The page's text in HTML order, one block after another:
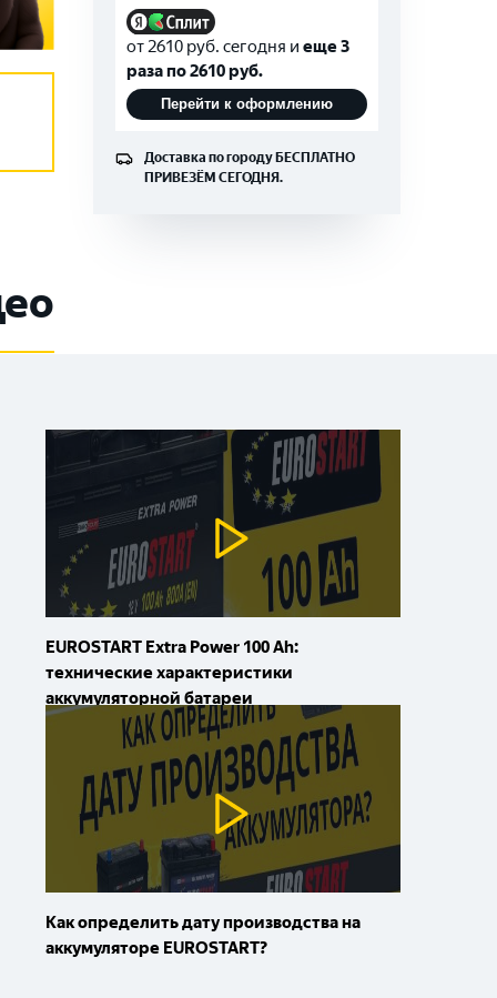
от 2610 руб. сегодня и еще 3
раза по2610руб.
Перейти к оформлению
Доставка по городуБЕСПЛАТНО
ПРИВЕЗЁМ СЕГОДНЯ.
EUROSTART Extra Power 100 Ah:
технические характеристики
аккумуляторной батареи
Как определить дату производства на
аккумуляторе EUROSTART?